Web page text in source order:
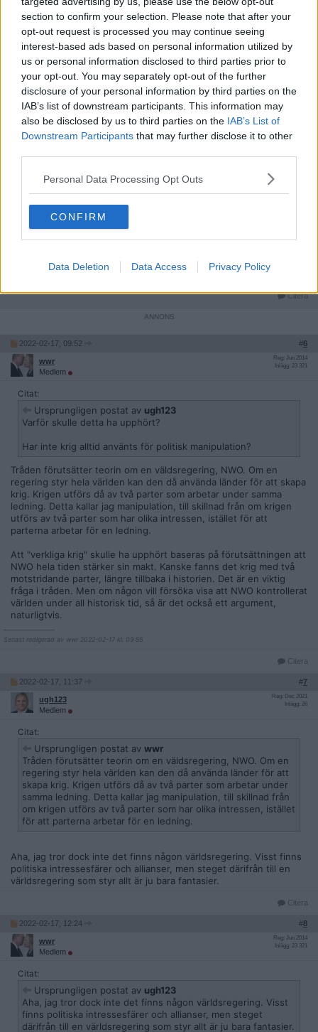
section to confirm your selection. Please note that after your
opt-out request is processed you may continue seeing
interest-based ads based on personal information utilized by
us or personal information disclosed to third parties prior to
your opt-out. You may separately opt-out of the further
disclosure of your personal information by third parties on the
IAB’s list of downstream participants. This information may
also be disclosed by us to third parties on the IAB’s List of
Downstream Participants that may further disclose it to other
Personal Data Processing Opt Outs
CONFIRM
Data Deletion Data Access Privacy Policy
__________________
Citera
2022-02-17, 09:22
Medlem
Inlägg: 26
Citat:
Ursprungligen postat avwwr
Varför skulle detta ha upphört?
Ursprungligen postat av
och används istället för politiska manipulationer?
Har inte krig alltid använts för politisk manipulation?
Citera
2022-02-17, 09:52 #6
wwr
Medlem
Reg: Jun 2014
Inlägg: 23 321
Citat:
Ursprungligen postat av ugh123
Varför skulle detta ha upphört?
Har inte krig alltid använts för politisk manipulation?
Tråden förutsätter teorin om en väldsregering, NWO. Om en
regering styr hela världen kan den då använda länder för att skapa
krig. Krigen utförs då av två parter som arbetar under samma
ledning. Detta kallar jag manipulation, till skillnad från om krigen
utförs av två parter som har olika intressen, istället för att
parterna arbetar för en ledning.
Att "verkliga krig" skulle ha upphört baseras på förutsättningen att
NWO hela tiden stärker sin makt. Kanske fanns det krig med två
motstridande parter, längre tillbaka i historien. Det är en viktig
fråga i tråden. Men om någon vill försöka visa att NWO kontrollerat
världen under all historisk tid, så är det också ett argument,
naturligtvis.
Senast redigerad av wwr 2022-02-17 kl. 09:55.
Citera
2022-02-17, 11:37 #7
ugh123
Medlem
Reg: Dec 2021
Inlägg: 26
Citat:
Ursprungligen postat av wwr
Tråden förutsätter teorin om en väldsregering, NWO. Om en
regering styr hela världen kan den då använda länder för att
skapa krig. Krigen utförs då av två parter som arbetar under
samma ledning. Detta kallar jag manipulation, till skillnad från
om krigen utförs av två parter som har olika intressen, istället
för att parterna arbetar för en ledning.
Aha, jag tror dock inte det finns någon världsregering. Visst finns
politiska intressesfärer och allianser, men steget därifrån till en
världsregering som styr allt är ju bara fantasier.
Citera
2022-02-17, 12:24 #8
wwr
Medlem
Reg: Jun 2014
Inlägg: 23 321
Citat:
Ursprungligen postat av ugh123
Aha, jag tror dock inte det finns någon världsregering. Visst
finns politiska intressesfärer och allianser, men steget
därifrån till en världsregering som styr allt är ju bara fantasier.